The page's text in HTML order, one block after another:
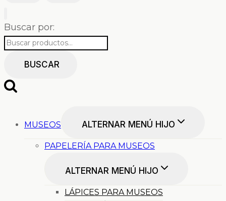
Buscar por:
BUSCAR
MUSEOS ALTERNAR MENÚ HIJO
PAPELERÍA PARA MUSEOS
ALTERNAR MENÚ HIJO
LÁPICES PARA MUSEOS